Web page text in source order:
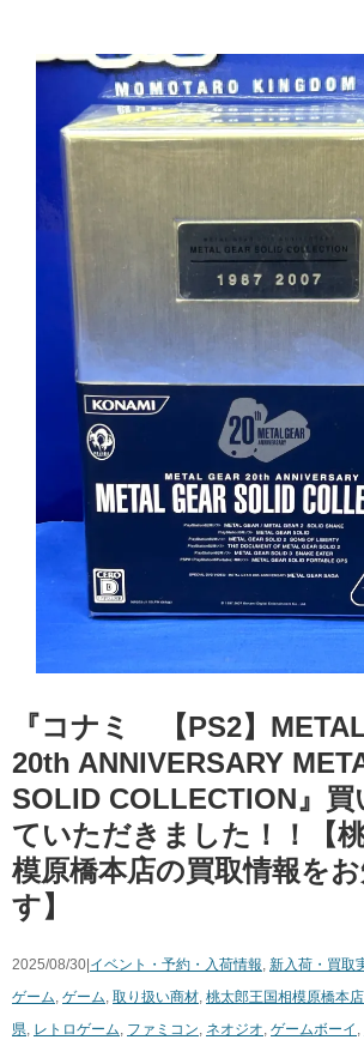
『コナミ 【PS2】
20th ​ANNIVERSARY
SOLID ​COLLECTION』買
ていただきました！！【
模原橋本店の買取情報を
す】
2025/08/30| イベント・予約・入荷情報, 新入荷・買取
ゲーム, ゲーム, 取り扱い商材, 桃太郎王国相模原橋本
県, レトロゲーム, ファミコン, ネオジオ, ゲームボーイ ,